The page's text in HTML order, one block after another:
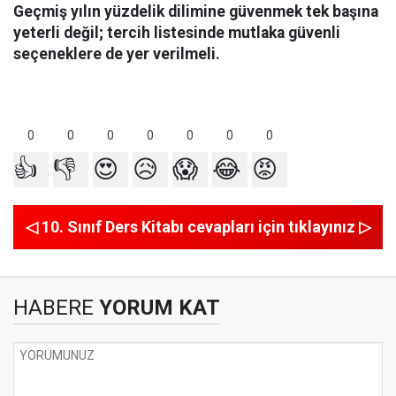
Geçmiş yılın yüzdelik dilimine güvenmek tek başına
yeterli değil; tercih listesinde mutlaka güvenli
seçeneklere de yer verilmeli.
0 0 0 0 0 0 0
👍 👎 😍 😥 😱 😂 😡
◁ 10. Sınıf Ders Kitabı cevapları için tıklayınız ▷
HABERE YORUM KAT